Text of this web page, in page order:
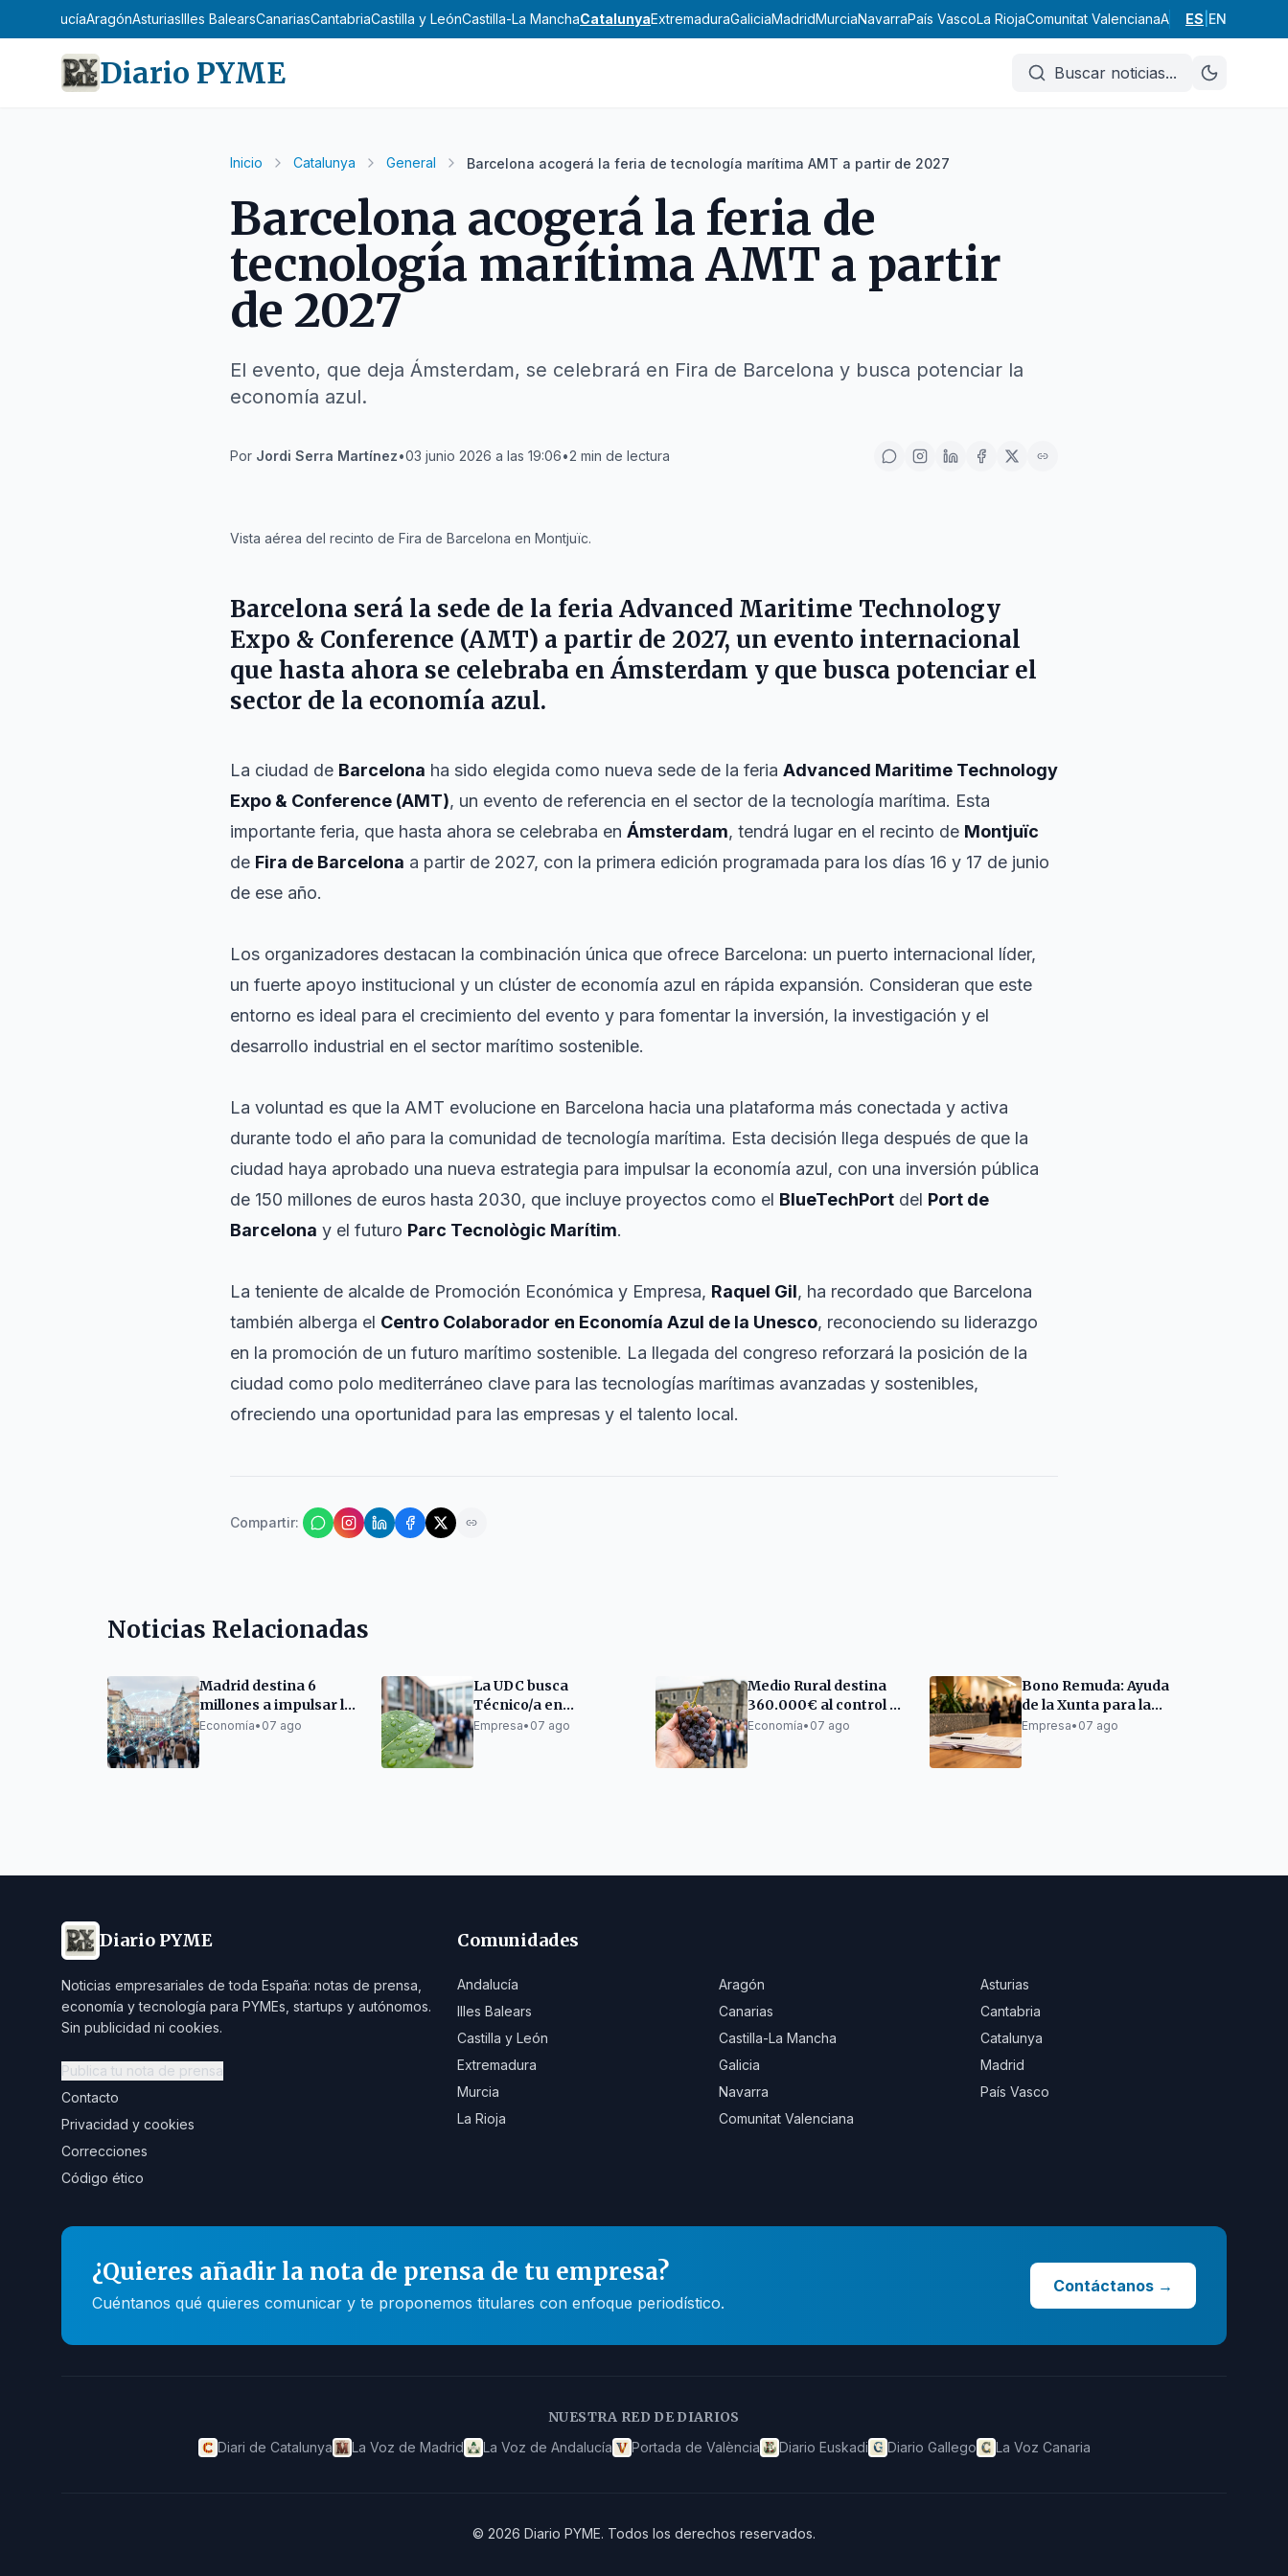
AndalucíaAragónAsturiasIlles BalearsCanariasCantabriaCastilla y LeónCastilla-La ManchaCatalunyaExtremaduraGaliciaMadridMurciaNavarraPaís VascoLa RiojaComunitat ValencianaAndalucíaAragón
ES EN
Diario PYME Buscar noticias...
Inicio Catalunya General Barcelona acogerá la feria de tecnología marítima AMT a partir de 2027
Barcelona acogerá la feria de
tecnología marítima AMT a partir
de 2027
El evento, que deja Ámsterdam, se celebrará en Fira de Barcelona y busca potenciar la
economía azul.
Por Jordi Serra Martínez•03 junio 2026 a las 19:06•2 min de lectura
Vista aérea del recinto de Fira de Barcelona en Montjuïc.
Barcelona será la sede de la feria Advanced Maritime Technology
Expo & Conference (AMT) a partir de 2027, un evento internacional
que hasta ahora se celebraba en Ámsterdam y que busca potenciar el
sector de la economía azul.
La ciudad de Barcelona ha sido elegida como nueva sede de la feria Advanced Maritime Technology
Expo & Conference (AMT), un evento de referencia en el sector de la tecnología marítima. Esta
importante feria, que hasta ahora se celebraba en Ámsterdam, tendrá lugar en el recinto de Montjuïc
de Fira de Barcelona a partir de 2027, con la primera edición programada para los días 16 y 17 de junio
de ese año.
Los organizadores destacan la combinación única que ofrece Barcelona: un puerto internacional líder,
un fuerte apoyo institucional y un clúster de economía azul en rápida expansión. Consideran que este
entorno es ideal para el crecimiento del evento y para fomentar la inversión, la investigación y el
desarrollo industrial en el sector marítimo sostenible.
La voluntad es que la AMT evolucione en Barcelona hacia una plataforma más conectada y activa
durante todo el año para la comunidad de tecnología marítima. Esta decisión llega después de que la
ciudad haya aprobado una nueva estrategia para impulsar la economía azul, con una inversión pública
de 150 millones de euros hasta 2030, que incluye proyectos como el BlueTechPort del Port de
Barcelona y el futuro Parc Tecnològic Marítim.
La teniente de alcalde de Promoción Económica y Empresa, Raquel Gil, ha recordado que Barcelona
también alberga el Centro Colaborador en Economía Azul de la Unesco, reconociendo su liderazgo
en la promoción de un futuro marítimo sostenible. La llegada del congreso reforzará la posición de la
ciudad como polo mediterráneo clave para las tecnologías marítimas avanzadas y sostenibles,
ofreciendo una oportunidad para las empresas y el talento local.
Compartir:
Noticias Relacionadas
Madrid destina 6
millones a impulsar la
IA en empresas
Economía• 07 ago
La UDC busca
Técnico/a en
Sostenibilidad para
Empresa• 07 ago
Medio Rural destina
360.000€ al control de
productos
Economía• 07 ago
Bono Remuda: Ayuda
de la Xunta para la
continuidad de
Empresa• 07 ago
Diario PYME
Noticias empresariales de toda España: notas de prensa,
economía y tecnología para PYMEs, startups y autónomos.
Sin publicidad ni cookies.
Publica tu nota de prensa
Contacto
Privacidad y cookies
Correcciones
Código ético
Comunidades
Andalucía Aragón
Asturias
Illes Balears
Canarias
Cantabria
Castilla y León
Castilla-La Mancha
Catalunya
Extremadura
Galicia
Madrid
Murcia
Navarra
País Vasco
La Rioja
Comunitat Valenciana
¿Quieres añadir la nota de prensa de tu empresa?
Cuéntanos qué quieres comunicar y te proponemos titulares con enfoque periodístico.
Contáctanos →
NUESTRA RED DE DIARIOS
Diari de Catalunya La Voz de Madrid La Voz de Andalucía Portada de València Diario Euskadi Diario Gallego La Voz Canaria
© 2026 Diario PYME. Todos los derechos reservados.